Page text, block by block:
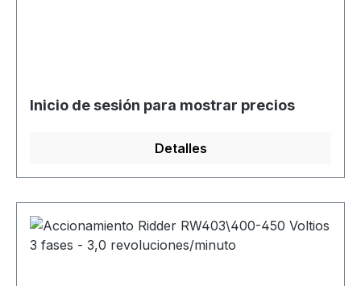
Inicio de sesión para mostrar precios
Detalles